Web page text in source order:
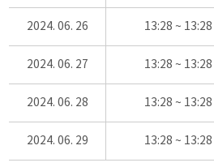
2024. 06. 26 13:28 ~ 13:28
2024. 06. 27 13:28 ~ 13:28
2024. 06. 28 13:28 ~ 13:28
2024. 06. 29 13:28 ~ 13:28